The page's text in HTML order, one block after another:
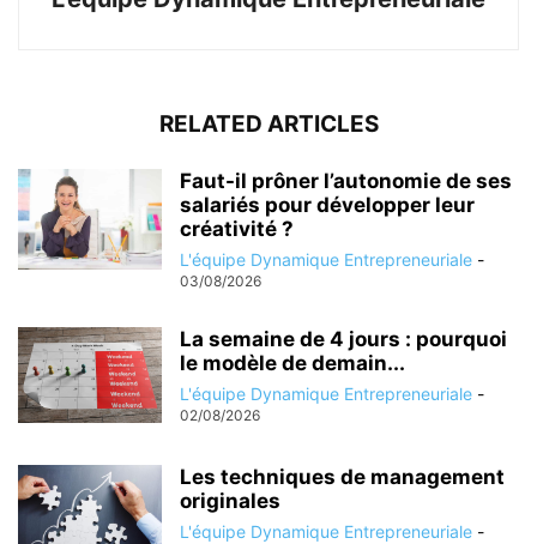
RELATED ARTICLES
Faut-il prôner l’autonomie de ses
salariés pour développer leur
créativité ?
L'équipe Dynamique Entrepreneuriale -
03/08/2026
La semaine de 4 jours : pourquoi
le modèle de demain...
L'équipe Dynamique Entrepreneuriale -
02/08/2026
Les techniques de management
originales
L'équipe Dynamique Entrepreneuriale -